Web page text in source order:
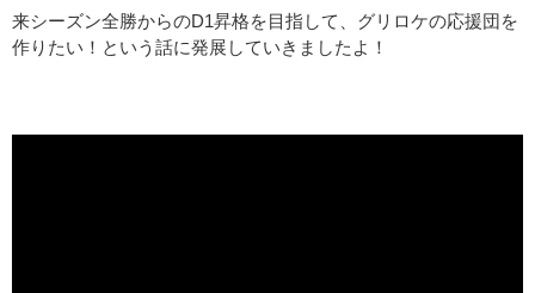
来シーズン全勝からのD1昇格を目指して、グリロケの応援団を
作りたい！という話に発展していきましたよ！